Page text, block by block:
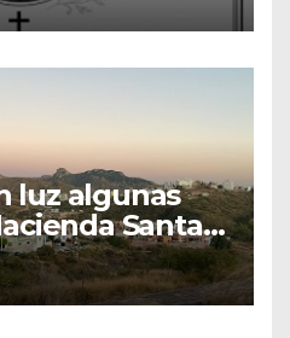
luz algunas
Santa